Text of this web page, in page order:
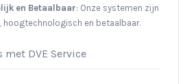
en Betaalbaar: Onze systemen zijn
hoogtechnologisch en betaalbaar.
met DVE Service